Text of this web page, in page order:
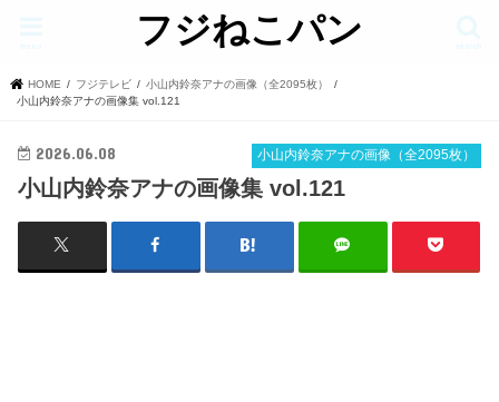
フジねこパン
HOME フジテレビ
小山内鈴奈アナの画像（全2095枚）
小山内鈴奈アナの画像集 vol.121
小山内鈴奈アナの画像（全2095枚）
2026.06.08
小山内鈴奈アナの画像集 vol.121